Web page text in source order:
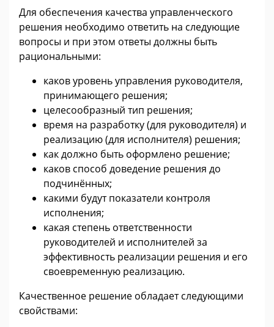
Для обеспечения качества управленческого
решения необходимо ответить на следующие
вопросы и при этом ответы должны быть
рациональными:
каков уровень управления руководителя,
принимающего решения;
целесообразный тип решения;
время на разработку (для руководителя) и
реализацию (для исполнителя) решения;
как должно быть оформлено решение;
каков способ доведение решения до
подчинённых;
какими будут показатели контроля
исполнения;
какая степень ответственности
руководителей и исполнителей за
эффективность реализации решения и его
своевременную реализацию.
Качественное решение обладает следующими
свойствами: